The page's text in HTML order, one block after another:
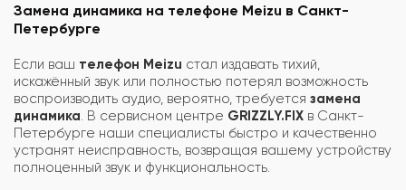
Замена динамика на телефоне Meizu в Санкт-
Петербурге
Если ваш телефон Meizu стал издавать тихий,
искажённый звук или полностью потерял возможность
воспроизводить аудио, вероятно, требуется замена
динамика . В сервисном центре GRIZZLY.FIX в Санкт-
Петербурге наши специалисты быстро и качественно
устранят неисправность, возвращая вашему устройству
полноценный звук и функциональность.